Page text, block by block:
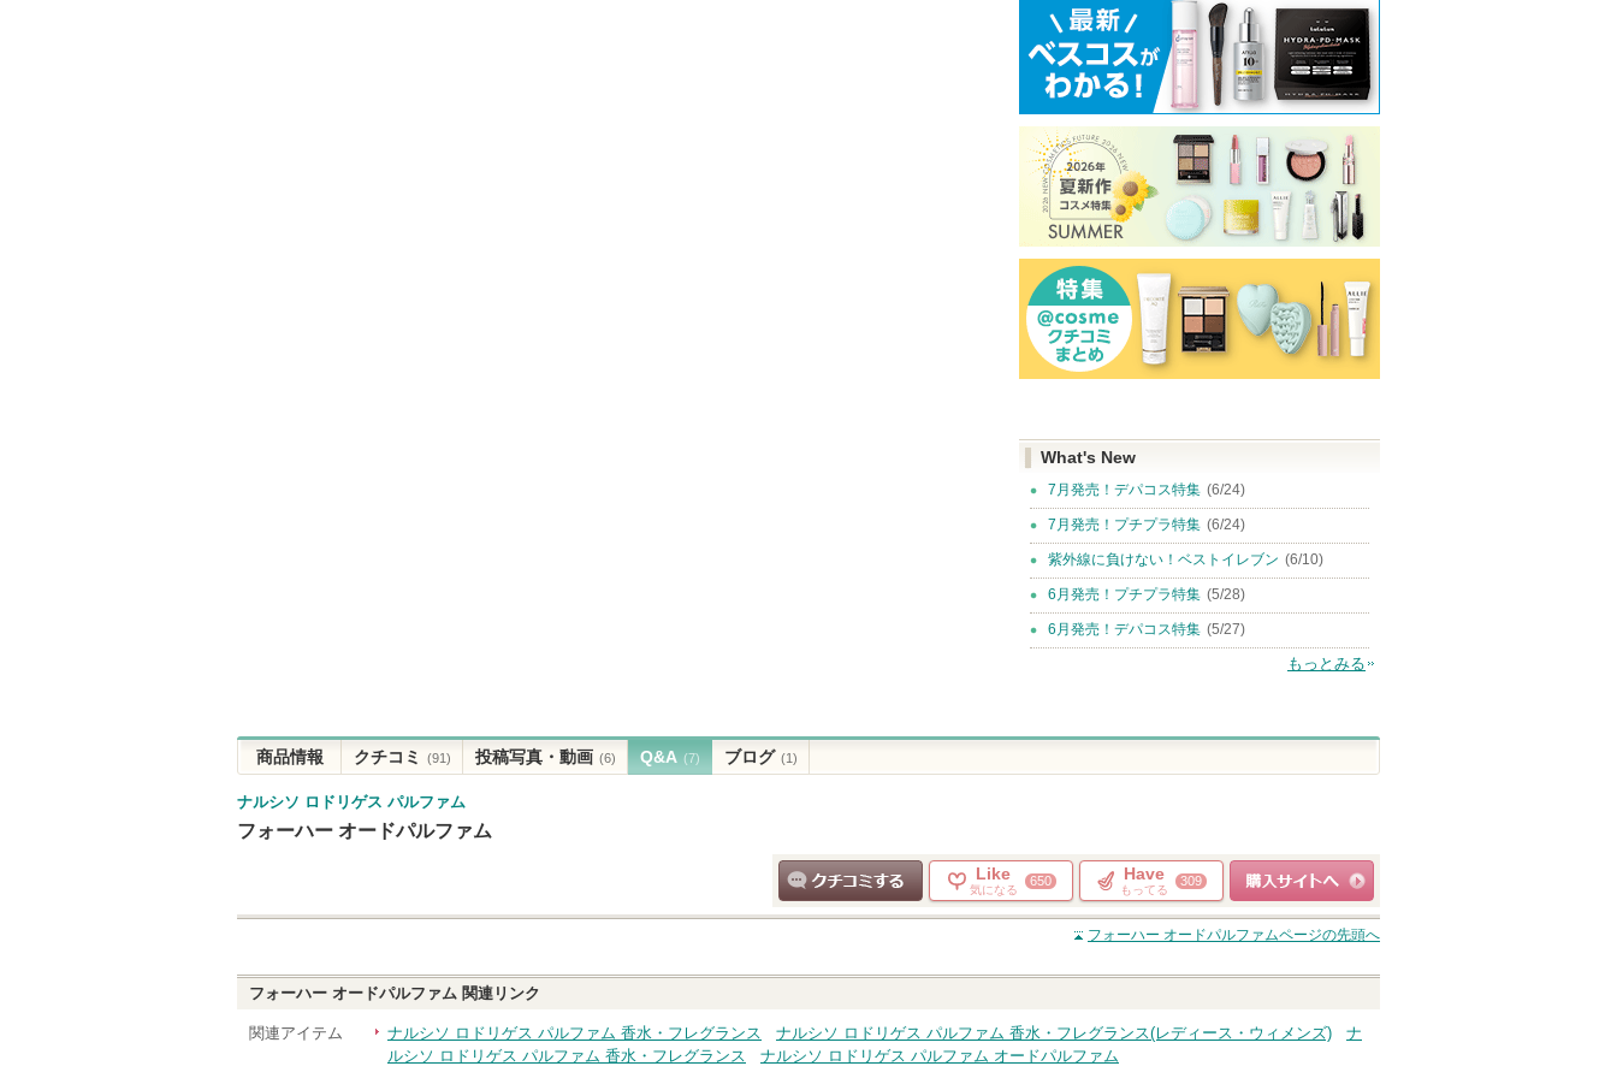
What's New
7月発売！デパコス特集 (6/24)
7月発売！プチプラ特集 (6/24)
紫外線に負けない！ベストイレブン (6/10)
6月発売！プチプラ特集 (5/28)
6月発売！デパコス特集 (5/27)
もっとみる
商品情報 クチコミ (91) 投稿写真・動画 (6) Q&A (7) ブログ (1)
ナルシソ ロドリゲス パルファム
フォーハー オードパルファム
クチコミする
Like
気になる
650 Have
もってる
309
ショッピングサイト
へ
フォーハー オードパルファムページの先頭へ
フォーハー オードパルファム 関連リンク
関連アイテム ナルシソ ロドリゲス パルファム 香水・フレグランス ナルシソ ロドリゲス パルファム 香水・フレグランス(レディース・ウィメンズ)
ナ
ルシソ ロドリゲス パルファム 香水・フレグランス
ナルシソ ロドリゲス パルファム オードパルファム